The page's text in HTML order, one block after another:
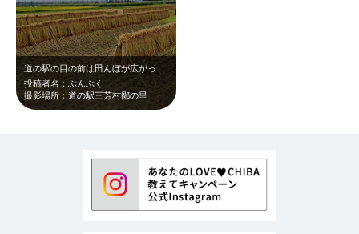
投稿者名：ぶんぶく
撮影場所：道の駅三芳村鄙の里